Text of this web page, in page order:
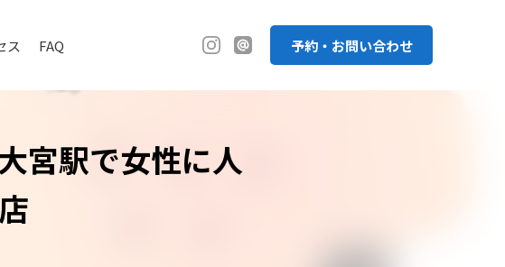
ス FAQ 予約・お問い合わせ
宮駅で女性に人